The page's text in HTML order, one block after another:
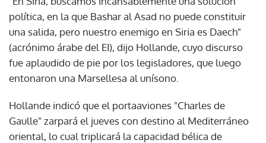
política, en la que Bashar al Asad no puede constituir
una salida, pero nuestro enemigo en Siria es Daech"
(acrónimo árabe del EI), dijo Hollande, cuyo discurso
fue aplaudido de pie por los legisladores, que luego
entonaron una Marsellesa al unísono.
Hollande indicó que el portaaviones "Charles de
Gaulle" zarpará el jueves con destino al Mediterráneo
oriental, lo cual triplicará la capacidad bélica de